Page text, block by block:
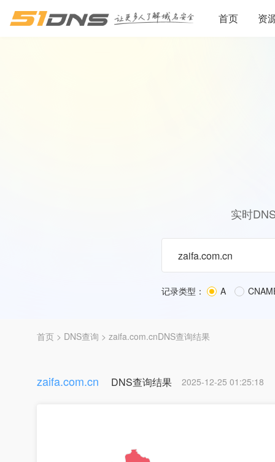
首页 资
实时
记录类型： A
首页 > DNS查询 > zaifa.com.cnDNS查询结果
zaifa.com.cn DNS查询结果 2025-12-25 01:25:18